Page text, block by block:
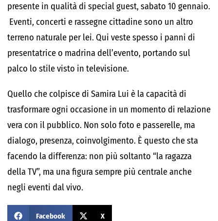
presente in qualità di special guest, sabato 10 gennaio.
Eventi, concerti e rassegne cittadine sono un altro
terreno naturale per lei. Qui veste spesso i panni di
presentatrice o madrina dell’evento, portando sul
palco lo stile visto in televisione.
Quello che colpisce di Samira Lui è la capacità di
trasformare ogni occasione in un momento di relazione
vera con il pubblico. Non solo foto e passerelle, ma
dialogo, presenza, coinvolgimento. È questo che sta
facendo la differenza: non più soltanto “la ragazza
della TV”, ma una figura sempre più centrale anche
negli eventi dal vivo.
Facebook X